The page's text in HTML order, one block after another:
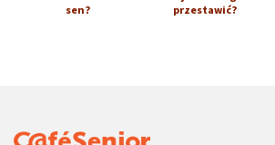
sen?
przestawić?